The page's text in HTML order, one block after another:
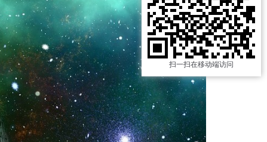
扫一扫在移动端访问